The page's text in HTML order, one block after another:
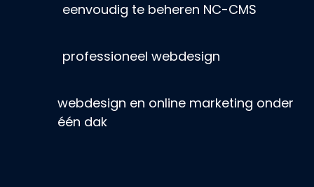
eenvoudig te beheren NC-CMS
professioneel webdesign
webdesign en online marketing onder
één dak